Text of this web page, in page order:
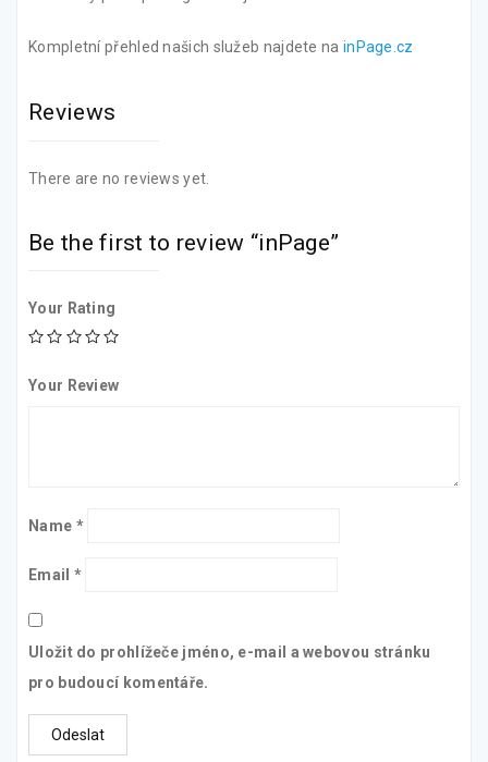
Kompletní přehled našich služeb najdete na inPage.cz
Reviews
There are no reviews yet.
Be the first to review “inPage”
Your Rating
Your Review
Name *
Email *
Uložit do prohlížeče jméno, e-mail a webovou stránku
pro budoucí komentáře.